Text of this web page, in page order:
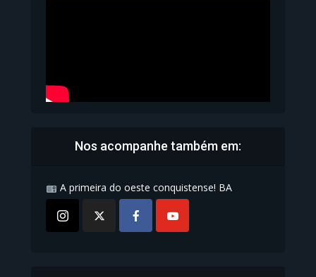
Nos acompanhe também em:
A primeira do oeste conquistense! BA